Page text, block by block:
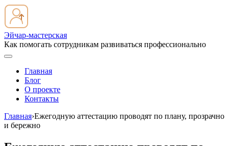
Эйчар-мастерская
Как помогать сотрудникам развиваться профессионально
Главная
Блог
О проекте
Контакты
Главная›Ежегодную аттестацию проводят по плану, прозрачно
и бережно